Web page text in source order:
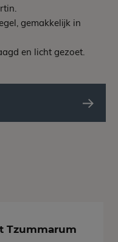
gemakkelijk in
en licht gezoet.
Tzummarum